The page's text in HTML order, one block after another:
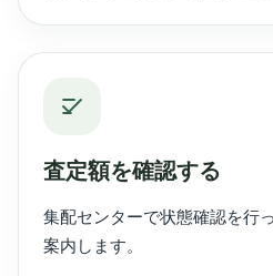
査定額を確認する
集配センターで状態確認を行
案内します。